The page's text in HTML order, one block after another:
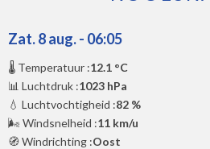
Zat. 8 aug. - 06:05
🌡️ Temperatuur :12.1 °C
📊 Luchtdruk :1023 hPa
💧 Luchtvochtigheid :82 %
🌬️ Windsnelheid :11 km/u
🧭 Windrichting :Oost